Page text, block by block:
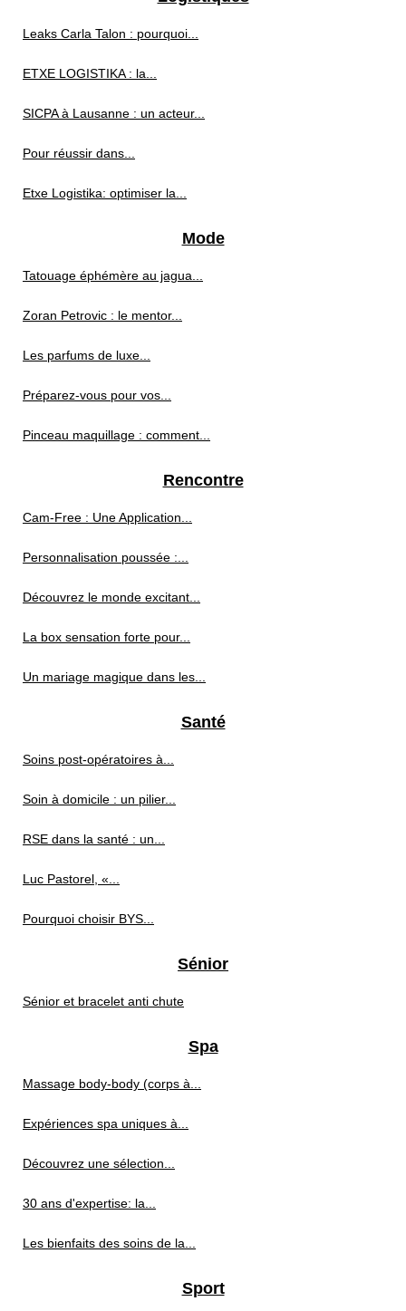
Leaks Carla Talon : pourquoi...
ETXE LOGISTIKA : la...
SICPA à Lausanne : un acteur...
Pour réussir dans...
Etxe Logistika: optimiser la...
Mode
Tatouage éphémère au jagua...
Zoran Petrovic : le mentor...
Les parfums de luxe...
Préparez-vous pour vos...
Pinceau maquillage : comment...
Rencontre
Cam-Free : Une Application...
Personnalisation poussée :...
Découvrez le monde excitant...
La box sensation forte pour...
Un mariage magique dans les...
Santé
Soins post‑opératoires à...
Soin à domicile : un pilier...
RSE dans la santé : un...
Luc Pastorel, «...
Pourquoi choisir BYS...
Sénior
Sénior et bracelet anti chute
Spa
Massage body‑body (corps à...
Expériences spa uniques à...
Découvrez une sélection...
30 ans d'expertise: la...
Les bienfaits des soins de la...
Sport